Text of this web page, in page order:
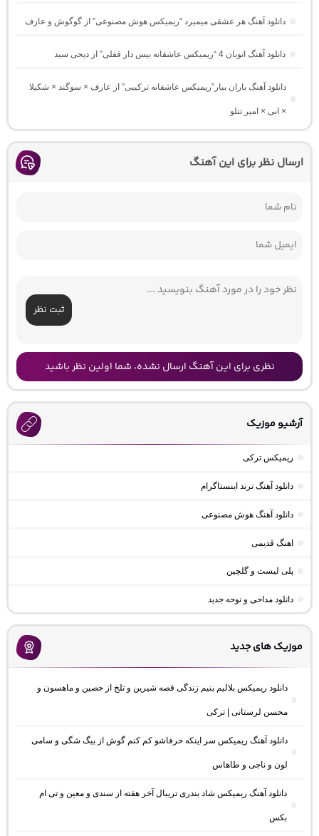
دانلود آهنگ هر عشقی میمیرد “ریمیکس هوش مصنوعی” از گوگوش و عارف
دانلود آهنگ اتوبان 4 “ریمیکس عاشقانه بیس دار قفلی” از دیجی سید
دانلود آهنگ باران ببار”ریمیکس عاشقانه ترکیبی” از عارف × سوگند × شکیلا
× ابی × امیر تتلو
ارسال نظر برای این آهنگ
ثبت نظر
نظری برای این آهنگ ارسال نشده، شما اولین نظر باشید
آرشیو موزیک
ریمیکس ترکی
دانلود آهنگ ترند اینستاگرام
دانلود آهنگ هوش مصنوعی
اهنگ قدیمی
پلی لیست و گلچین
دانلود مداحی و نوحه جدید
موزیک های جدید
دانلود ریمیکس بلالیم بنیم زندگی قصه شیرین و تلخ از حصین و ماهسون و
محسن لرستانی | ترکی
دانلود آهنگ ریمیکس سر اینکه حرفاشو کم کنم گوش از بیگ شگی و سامی
لون و ناجی و طاهاس
دانلود آهنگ ریمیکس شاد بندری تریبال آخر هفته از سندی و معین و تی ام
بکس